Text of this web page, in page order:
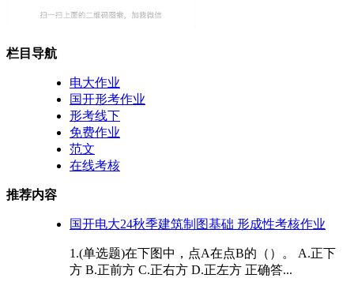
栏目导航
电大作业
国开形考作业
形考线下
免费作业
范文
在线考核
推荐内容
国开电大24秋季建筑制图基础 形成性考核作业
1.(单选题)在下图中，点A在点B的（）。 A.正下
方 B.正前方 C.正右方 D.正左方 正确答...